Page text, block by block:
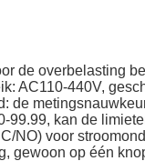
de overbelasting
AC110-440V,
de
99.99, kan de
NO) voor
gewoon op één